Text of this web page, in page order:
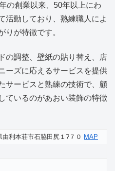
の創業以来、50年以上にわ
活動しており、熟練職人によ
りが特徴です。
の調整、壁紙の貼り替え、店
ーズに応えるサービスを提供
サービスと熟練の技術で、顧
ているのがあおい装飾の特徴
利本荘市石脇田尻１?７０ MAP